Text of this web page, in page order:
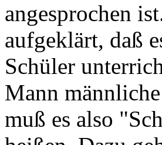
angesprochen
aufgeklärt, daß
Schüler
Mann
muß es also